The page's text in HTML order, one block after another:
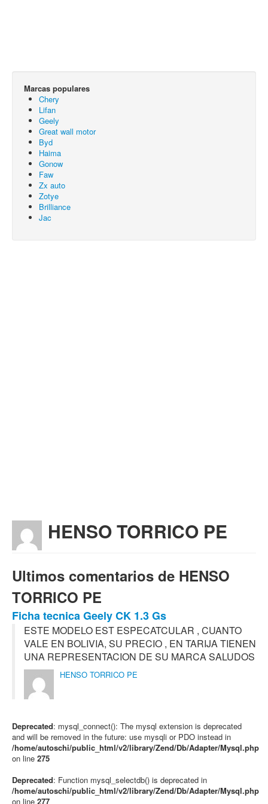
Marcas populares
Chery
Lifan
Geely
Great wall motor
Byd
Haima
Gonow
Faw
Zx auto
Zotye
Brilliance
Jac
HENSO TORRICO PE
Ultimos comentarios de HENSO
TORRICO PE
Ficha tecnica Geely CK 1.3 Gs
ESTE MODELO EST ESPECATCULAR , CUANTO
VALE EN BOLIVIA, SU PRECIO , EN TARIJA TIENEN
UNA REPRESENTACION DE SU MARCA SALUDOS
HENSO TORRICO PE
Deprecated: mysql_connect(): The mysql extension is deprecated
and will be removed in the future: use mysqli or PDO instead in
/home/autoschi/public_html/v2/library/Zend/Db/Adapter/Mysql.php
on line 275
Deprecated: Function mysql_selectdb() is deprecated in
/home/autoschi/public_html/v2/library/Zend/Db/Adapter/Mysql.php
on line 277